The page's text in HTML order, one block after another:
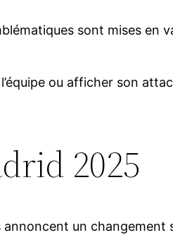
sont mises en
ou afficher son
2025
un changement